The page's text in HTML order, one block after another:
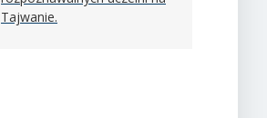
Tajwanie.